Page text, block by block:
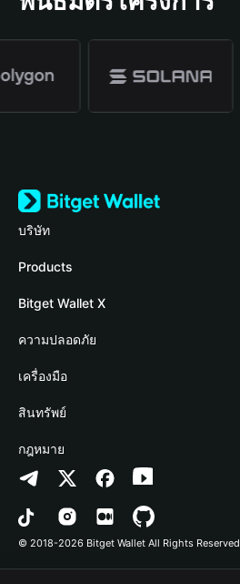
บริษัท
เกี่ยวกับ Bitget Wallet
Blog
Academy
ข่าวสารด้านคริปโต
ศูนย์ช่วยเหลือ
ติดต่อเรา
ทรัพยากรข้อมูลของแบรนด์
อาชีพ
Products
Crypto Card
Stablecoin Earn
Payfi Crypto
Crypto Swap API
Altcoin Season Index
Prediction Markets
DApp
Bitget Wallet X
นักพัฒนา
เชื่อมต่อ Wallet
Bitget Wallet Pay
ลิสต์โปรเจกต์
ความปลอดภัย
Protection Fund
เทคโนโลยีความปลอดภัย
เครื่องมือ
ซื้อคริปโต
การตรวจจับการอนุญาต
การตรวจจับสัญญา
การโอนเป็นชุด
สินทรัพย์
Arbitrum
Avalanche
Bitcoin
กฎหมาย
นโยบายความเป็นส่วนตัว
ข้อตกลงในการใช้บริการ
© 2018-2026 Bitget Wallet All Rights Reserved